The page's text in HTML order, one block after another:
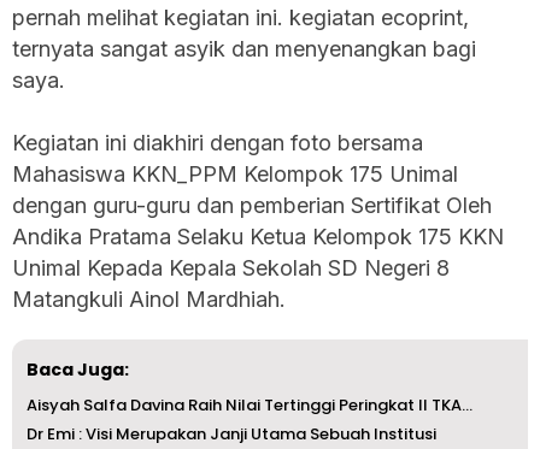
pernah melihat kegiatan ini. kegiatan ecoprint,
ternyata sangat asyik dan menyenangkan bagi
saya.
Kegiatan ini diakhiri dengan foto bersama
Mahasiswa KKN_PPM Kelompok 175 Unimal
dengan guru-guru dan pemberian Sertifikat Oleh
Andika Pratama Selaku Ketua Kelompok 175 KKN
Unimal Kepada Kepala Sekolah SD Negeri 8
Matangkuli Ainol Mardhiah.
Baca Juga:
Aisyah Salfa Davina Raih Nilai Tertinggi Peringkat II TKA...
Dr Emi : Visi Merupakan Janji Utama Sebuah Institusi